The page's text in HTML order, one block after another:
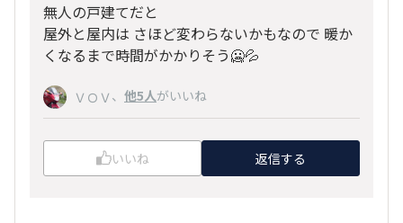
無人の戸建てだと
屋外と屋内は さほど変わらないかもなので 暖か
くなるまで時間がかかりそう🥶💦
ＶＯＶ 、 他5人がいいね
いいね 返信する